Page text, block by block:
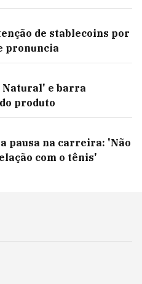
de stablecoins por
pronuncia
Natural' e barra
produto
pausa na carreira: 'Não
com o tênis'